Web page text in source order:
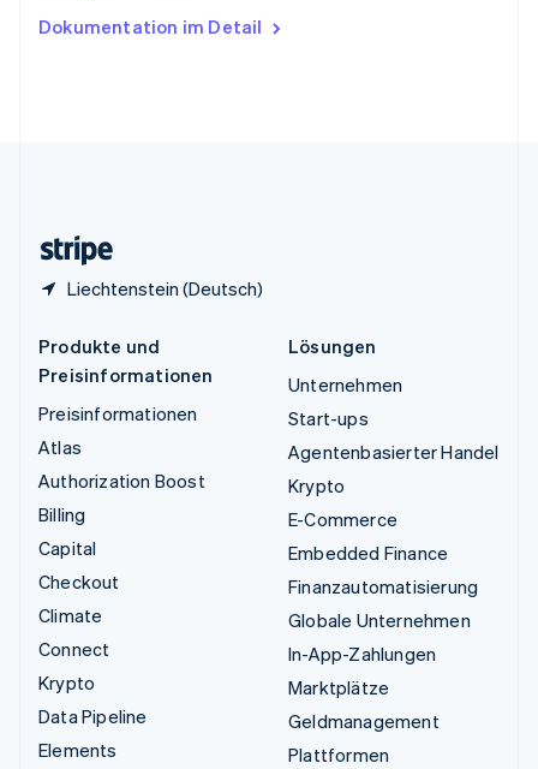
Dokumentation im Detail
Liechtenstein (Deutsch)
English
Produkte und
Preisinformationen
Preisinformationen
Atlas
Authorization Boost
Billing
Capital
Checkout
Climate
Connect
Krypto
Data Pipeline
Elements
Lösungen
Unternehmen
Start-ups
Agentenbasierter Handel
Krypto
E-Commerce
Embedded Finance
Finanzautomatisierung
Globale Unternehmen
In-App-Zahlungen
Marktplätze
Geldmanagement
Plattformen